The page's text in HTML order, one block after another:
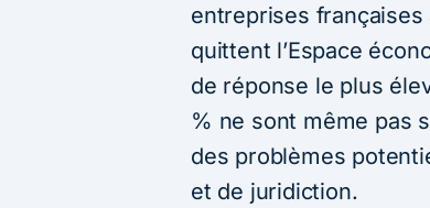
entreprises
quittent l’Espace
de réponse le plus
% ne sont même pas
des problèmes
et de juridiction.